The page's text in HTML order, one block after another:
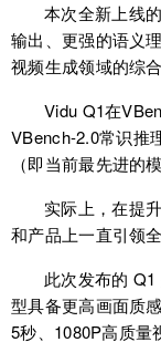
本次全新上线
输出、更强的语义
视频生成领域的综合
Vidu Q1在
VBench-2.0常识推
（即当前最先进的
实际上，在提
和产品上一直引领全
此次发布的 Q1
型具备更高画面质
5秒、1080P高质量